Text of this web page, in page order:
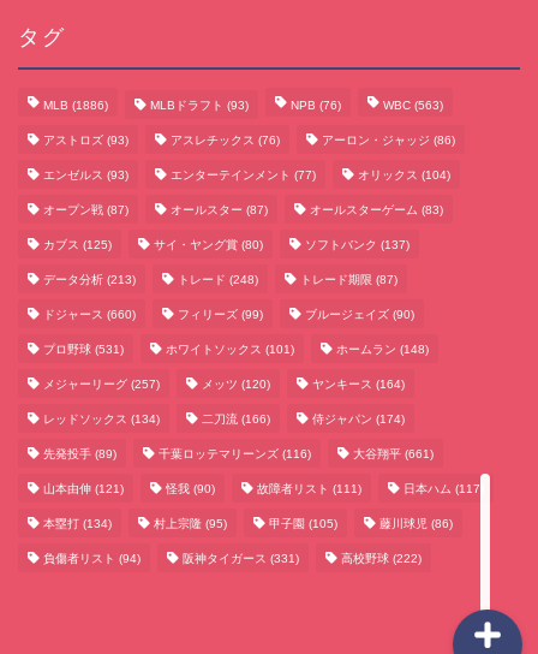
タグ
MLB (1886) MLBドラフト (93) NPB (76) WBC (563)
アストロズ (93) アスレチックス (76) アーロン・ジャッジ (86)
エンゼルス (93) エンターテインメント (77) オリックス (104)
オープン戦 (87) オールスター (87) オールスターゲーム (83)
カブス (125) サイ・ヤング賞 (80) ソフトバンク (137)
データ分析 (213) トレード (248) トレード期限 (87)
ドジャース (660) フィリーズ (99) ブルージェイズ (90)
プロ野球 (531) ホワイトソックス (101) ホームラン (148)
メジャーリーグ (257) メッツ (120) ヤンキース (164)
レッドソックス (134) 二刀流 (166) 侍ジャパン (174)
先発投手 (89) 千葉ロッテマリーンズ (116) 大谷翔平 (661)
山本由伸 (121) 怪我 (90) 故障者リスト (111) 日本ハム (117)
本塁打 (134) 村上宗隆 (95) 甲子園 (105) 藤川球児 (86)
負傷者リスト (94) 阪神タイガース (331) 高校野球 (222)
テクノロジーまとめ
ビジネス・経済まとめ